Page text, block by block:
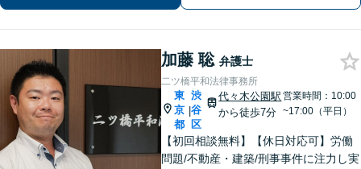
解消し、迅速に解決策を提供いたしま
す。
加藤 聡 弁護士
二ツ橋平和法律事務所
東
京
都
|
渋
谷
区
代々木公園駅
から徒歩7分
営業時間：10:00
~17:00（平日）
【初回相談無料】【休日対応可】労働
問題/不動産・建築/刑事事件に注力し実